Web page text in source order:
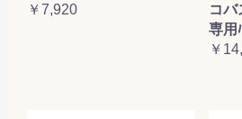
￥7,920
コ
専用
￥